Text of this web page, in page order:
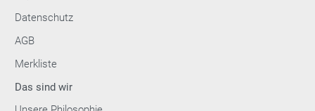
Datenschutz
AGB
Merkliste
Das sind wir